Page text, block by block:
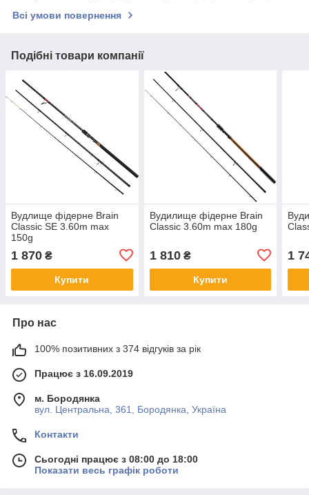
Всі умови повернення
Подібні товари компанії
Вудлище фідерне Brain
Classic SE 3.60m max
150g
1 870 ₴
Купити
Вудилище фідерне Brain
Classic 3.60m max 180g
1 810₴
Купити
1
Про нас
100% позитивних з 374 відгуків за рік
Працює з 16.09.2019
м. Бородянка
вул. Центральна, 361, Бородянка, Україна
Контакти
Сьогодні працює з 08:00 до 18:00
Показати весь графік роботи